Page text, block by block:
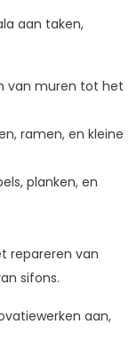
aan taken,
van muren tot het
ramen, en kleine
planken, en
repareren van
sifons.
aan,